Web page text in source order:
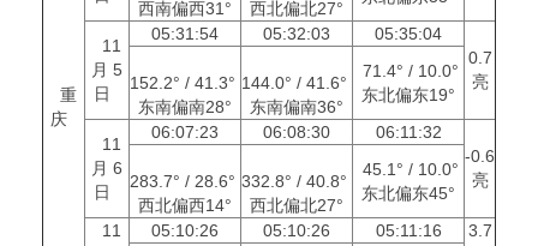
重
庆
西南偏西31°
西北偏北27°
11
月 5
日
05:31:54 05:32:03
05:35:04
0.7
亮
152.2° / 41.3°
东南偏南28°
144.0° / 41.6°
东南偏南36°
71.4° / 10.0°
东北偏东19°
11
月 6
日
06:07:23 06:08:30
06:11:32
-0.6
亮
283.7° / 28.6°
西北偏西14°
332.8° / 40.8°
西北偏北27°
45.1° / 10.0°
东北偏东45°
11
05:10:26 05:10:26 05:11:16
3.7